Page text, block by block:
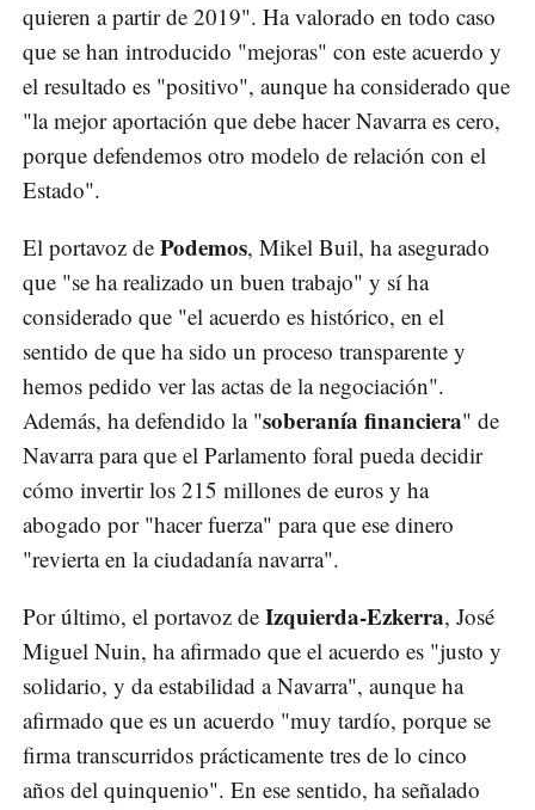
quieren a partir de 2019". Ha valorado en todo caso
que se han introducido "mejoras" con este acuerdo y
el resultado es "positivo", aunque ha considerado que
"la mejor aportación que debe hacer Navarra es cero,
porque defendemos otro modelo de relación con el
Estado".
El portavoz de Podemos, Mikel Buil, ha asegurado
que "se ha realizado un buen trabajo" y sí ha
considerado que "el acuerdo es histórico, en el
sentido de que ha sido un proceso transparente y
hemos pedido ver las actas de la negociación".
Además, ha defendido la "soberanía financiera" de
Navarra para que el Parlamento foral pueda decidir
cómo invertir los 215 millones de euros y ha
abogado por "hacer fuerza" para que ese dinero
"revierta en la ciudadanía navarra".
Por último, el portavoz de Izquierda-Ezkerra, José
Miguel Nuin, ha afirmado que el acuerdo es "justo y
solidario, y da estabilidad a Navarra", aunque ha
afirmado que es un acuerdo "muy tardío, porque se
firma transcurridos prácticamente tres de lo cinco
años del quinquenio". En ese sentido, ha señalado